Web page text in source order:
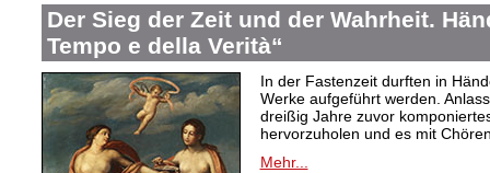
Der Sieg der Zeit und der Wahrheit.
Tempo e della Verità“
In der Fastenzeit durften in
Werke aufgeführt werden.
dreißig Jahre zuvor
hervorzuholen und es mit
Mehr...